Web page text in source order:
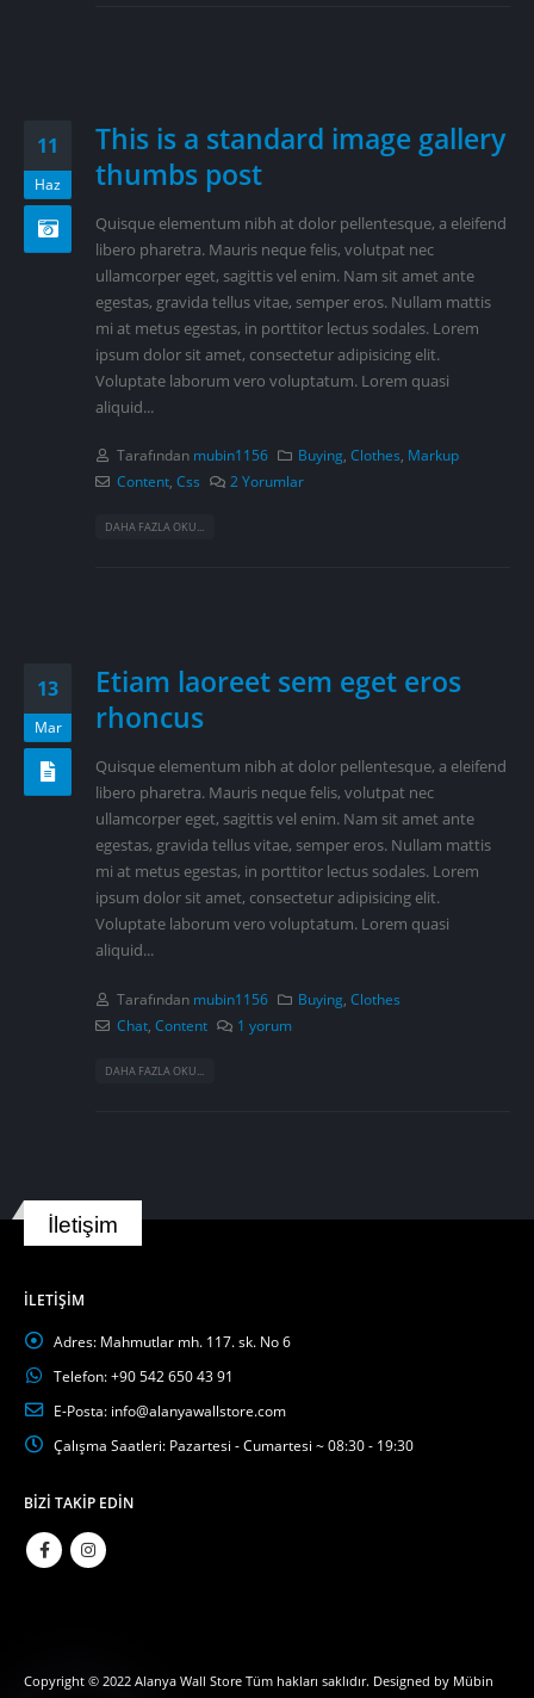
11
Haz
This is a standard image gallery
thumbs post
Quisque elementum nibh at dolor pellentesque, a eleifend
libero pharetra. Mauris neque felis, volutpat nec
ullamcorper eget, sagittis vel enim. Nam sit amet ante
egestas, gravida tellus vitae, semper eros. Nullam mattis
mi at metus egestas, in porttitor lectus sodales. Lorem
ipsum dolor sit amet, consectetur adipisicing elit.
Voluptate laborum vero voluptatum. Lorem quasi
aliquid...
Tarafından mubin1156 Buying ,Clothes Markup
Content, Css 2 Yorumlar
DAHA FAZLA OKU...
13
Mar
Etiam laoreet sem eget eros
rhoncus
Quisque elementum nibh at dolor pellentesque, a eleifend
libero pharetra. Mauris neque felis, volutpat nec
ullamcorper eget, sagittis vel enim. Nam sit amet ante
egestas, gravida tellus vitae, semper eros. Nullam mattis
mi at metus egestas, in porttitor lectus sodales. Lorem
ipsum dolor sit amet, consectetur adipisicing elit.
Voluptate laborum vero voluptatum. Lorem quasi
aliquid...
Tarafından mubin1156 Buying ,Clothes
Chat, Content 1 yorum
DAHA FAZLA OKU...
İletişim
İLETIŞIM
Adres: Mahmutlar mh. 117. sk. No 6
Telefon:+90 542 650 43 91
E-Posta: info@alanyawallstore.com
Çalışma Saatleri: Pazartesi - Cumartesi ~ 08:30 - 19:30
BIZI TAKIP EDIN
Copyright © 2022 Alanya Wall Store Tüm hakları saklıdır. Designed by Mübin